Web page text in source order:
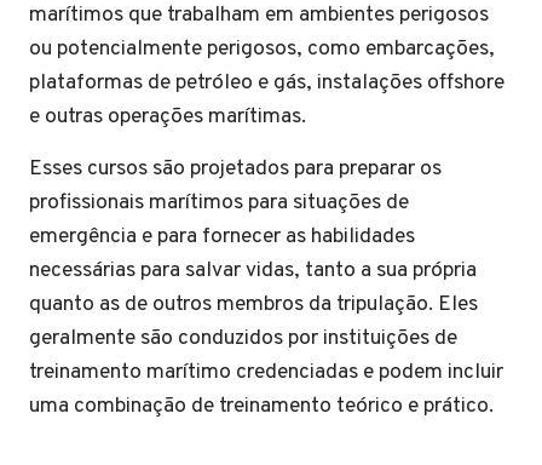
marítimos que trabalham em ambientes perigosos
ou potencialmente perigosos, como embarcações,
plataformas de petróleo e gás, instalações offshore
e outras operações marítimas.
Esses cursos são projetados para preparar os
profissionais marítimos para situações de
emergência e para fornecer as habilidades
necessárias para salvar vidas, tanto a sua própria
quanto as de outros membros da tripulação. Eles
geralmente são conduzidos por instituições de
treinamento marítimo credenciadas e podem incluir
uma combinação de treinamento teórico e prático.